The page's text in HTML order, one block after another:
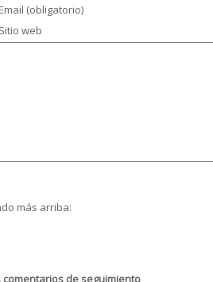
Email (obligatorio)
Sitio web
más arriba:
de seguimiento